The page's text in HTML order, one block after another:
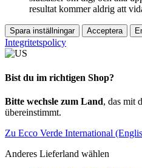
resultat kommer aldrig att
Spara inställningar Acceptera
Integritetspolicy
Bist du im richtigen Shop?
Bitte wechsle zum Land, das mit
übereinstimmt.
Zu Ecco Verde International
Anderes Lieferland wählen